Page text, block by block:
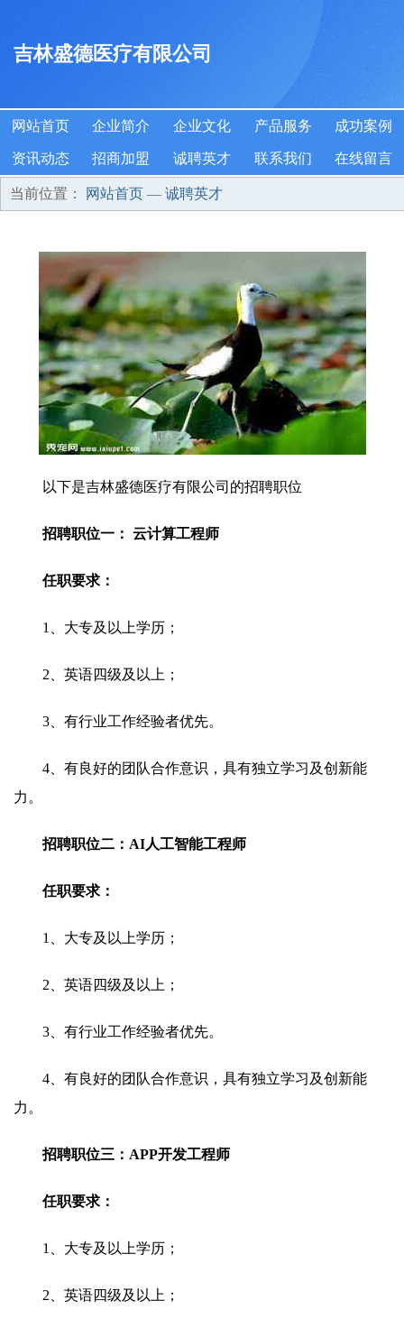
吉林盛德医疗有限公司
网站首页 企业简介 企业文化 产品服务 成功案例
资讯动态 招商加盟 诚聘英才 联系我们 在线留言
当前位置： 网站首页 — 诚聘英才
以下是吉林盛德医疗有限公司的招聘职位
招聘职位一： 云计算工程师
任职要求：
1、大专及以上学历；
2、英语四级及以上；
3、有行业工作经验者优先。
4、有良好的团队合作意识，具有独立学习及创新能
力。
招聘职位二：AI人工智能工程师
任职要求：
1、大专及以上学历；
2、英语四级及以上；
3、有行业工作经验者优先。
4、有良好的团队合作意识，具有独立学习及创新能
力。
招聘职位三：APP开发工程师
任职要求：
1、大专及以上学历；
2、英语四级及以上；